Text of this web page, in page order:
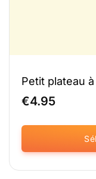
Petit plateau
€4.95
Ce
produit